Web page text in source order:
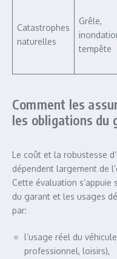
Catastrophes
naturelles
Grêle,
tempête
Comment les
les obligations du
Le coût et la robustesse
dépendent largement de
Cette évaluation
du garant et les usages
par:
l’usage réel du
professionnel, loisirs),